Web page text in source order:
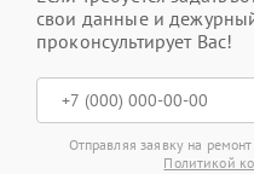
свои данные и
проконсультирует Вас!
Отправляя заявку на
Политикой